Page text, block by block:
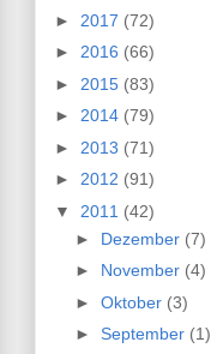
► 2017 (72)
► 2016 (66)
► 2015 (83)
► 2014 (79)
► 2013 (71)
► 2012 (91)
▼ 2011 (42)
► Dezember (7)
► November (4)
► Oktober (3)
► September (1)